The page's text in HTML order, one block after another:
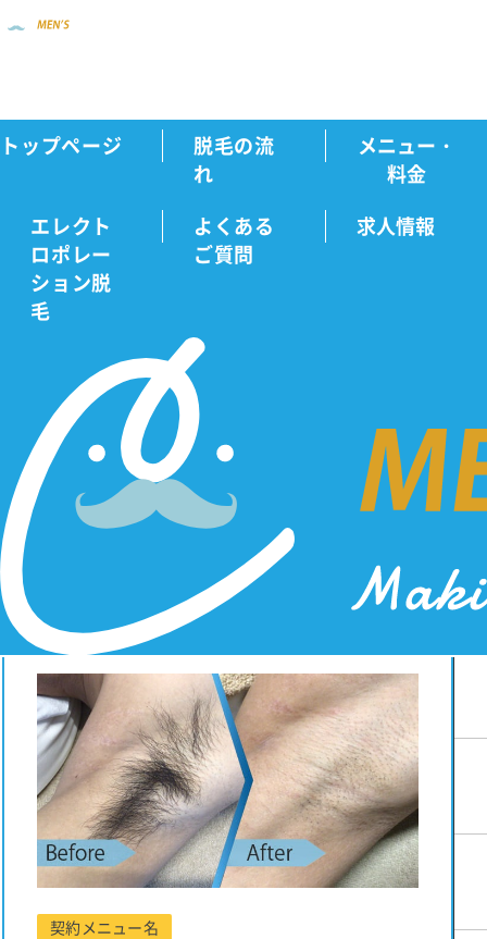
トップページ
脱毛の流
れ
メニュー・
料金
エレクト
ロポレー
ション脱
毛
よくある
ご質問
求人情報
Home ビフォー・アフター K・O様
ビフォ
K・O様
契約メニュー名